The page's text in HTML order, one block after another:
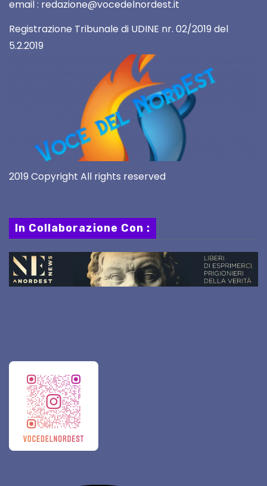
email : redazione@vocedelnordest.it
Registrazione Tribunale di UDINE nr. 02/2019 del
5.2.2019
2019 Copyright All rights reserved
In Collaborazione Con :